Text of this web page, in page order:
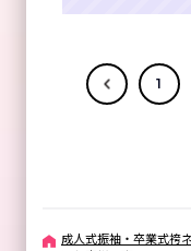
1
成人式振袖・卒業式袴